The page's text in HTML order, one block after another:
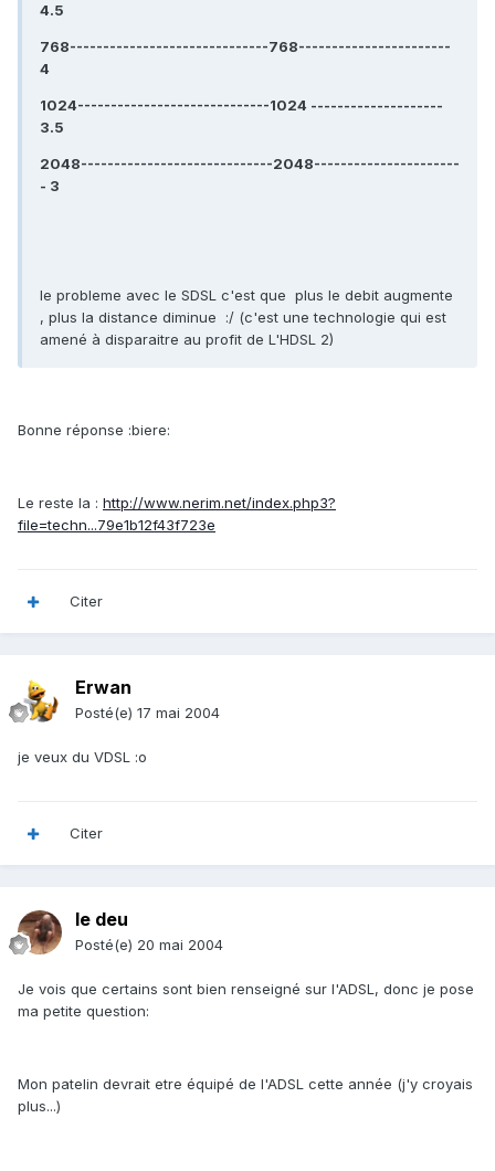
4.5
768------------------------------768-----------------------
4
1024-----------------------------1024 --------------------
3.5
2048-----------------------------2048----------------------
- 3
le probleme avec le SDSL c'est que plus le debit augmente
, plus la distance diminue :/ (c'est une technologie qui est
amené à disparaitre au profit de L'HDSL 2)
Bonne réponse :biere:
Le reste la : http://www.nerim.net/index.php3?
file=techn...79e1b12f43f723e
Citer
Erwan
Posté(e) 17 mai 2004
je veux du VDSL :o
Citer
le deu
Posté(e) 20 mai 2004
Je vois que certains sont bien renseigné sur l'ADSL, donc je pose
ma petite question:
Mon patelin devrait etre équipé de l'ADSL cette année (j'y croyais
plus...)